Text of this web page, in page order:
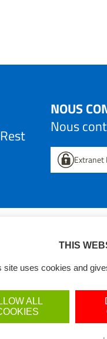
NOUS
Nous
Extranet
THIS
site uses cookies and
ALL